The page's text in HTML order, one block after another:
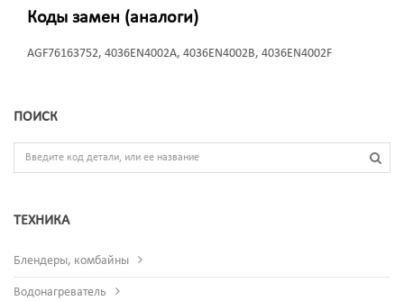
Коды замен (аналоги)
AGF76163752, 4036EN4002A, 4036EN4002B, 4036EN4002F
ПОИСК
ТЕХНИКА
Блендеры, комбайны
Водонагреватель